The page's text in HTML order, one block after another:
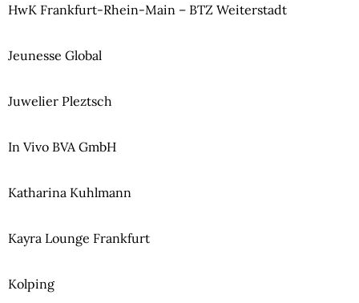
HwK Frankfurt-Rhein-Main – BTZ Weiterstadt
Jeunesse Global
Juwelier Pleztsch
In Vivo BVA GmbH
Katharina Kuhlmann
Kayra Lounge Frankfurt
Kolping